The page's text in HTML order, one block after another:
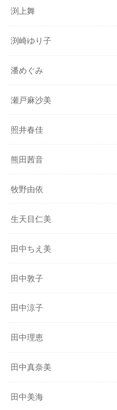
渕上舞
渕崎ゆり子
潘めぐみ
瀬戸麻沙美
照井春佳
熊田茜音
牧野由依
生天目仁美
田中ちえ美
田中敦子
田中涼子
田中理恵
田中真奈美
田中美海